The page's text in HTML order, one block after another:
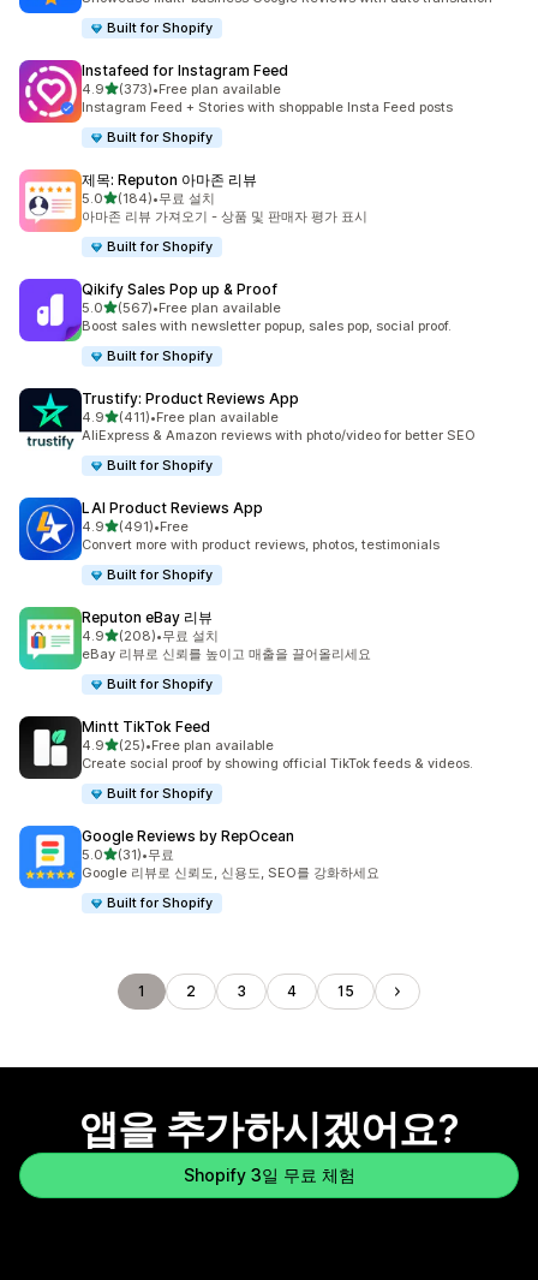
Built for Shopify
Instafeed for Instagram Feed
4.9별 5개 중
(373)
총 리뷰 373개
•Free plan available
Instagram Feed + Stories with shoppable Insta Feed posts
Built for Shopify
제목: Reputon 아마존 리뷰
5.0별 5개 중
(184)
총 리뷰 184개
•무료 설치
아마존 리뷰 가져오기 - 상품 및 판매자 평가 표시
Built for Shopify
Qikify Sales Pop up & Proof
5.0별 5개 중
(567)
총 리뷰 567개
•Free plan available
Boost sales with newsletter popup, sales pop, social proof.
Built for Shopify
Trustify: Product Reviews App
4.9별 5개 중
(411)
총 리뷰 411개
•Free plan available
AliExpress & Amazon reviews with photo/video for better SEO
Built for Shopify
LAI Product Reviews App
4.9별 5개 중
(491)
총 리뷰 491개
•Free
Convert more with product reviews, photos, testimonials
Built for Shopify
Reputon eBay 리뷰
4.9별 5개 중
(208)
총 리뷰 208개
•무료 설치
eBay 리뷰로 신뢰를 높이고 매출을 끌어올리세요
Built for Shopify
Mintt TikTok Feed
4.9별 5개 중
(25)
총 리뷰 25개
•Free plan available
Create social proof by showing official TikTok feeds & videos.
Built for Shopify
Google Reviews by RepOcean
5.0별 5개 중
(31)
총 리뷰 31개
•무료
Google 리뷰로 신뢰도, 신용도, SEO를 강화하세요
Built for Shopify
1 2 3 4 15
앱을 추가하시겠어요?
Shopify 3일 무료 체험